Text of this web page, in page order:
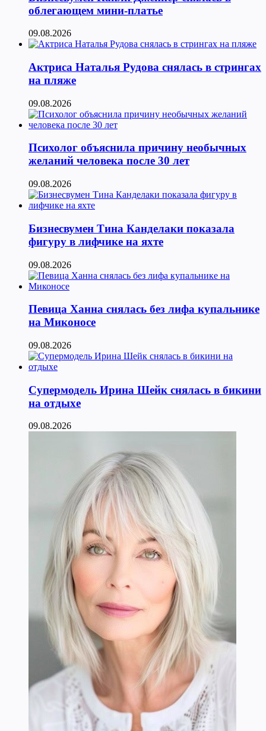
облегающем мини-платье
09.08.2026
Актриса Наталья Рудова снялась в стрингах
на пляже
09.08.2026
Психолог объяснила причину необычных
желаний человека после 30 лет
09.08.2026
Бизнесвумен Тина Канделаки показала
фигуру в лифчике на яхте
09.08.2026
Певица Ханна снялась без лифа купальнике
на Миконосе
09.08.2026
Супермодель Ирина Шейк снялась в бикини
на отдыхе
09.08.2026